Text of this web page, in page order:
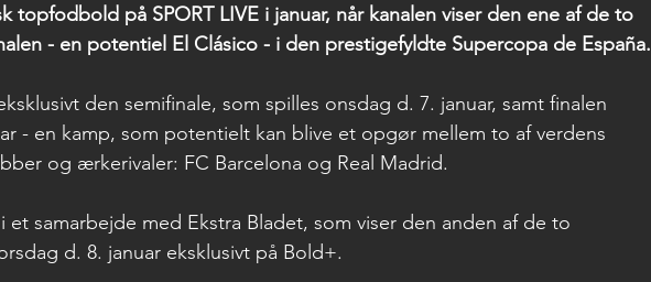
topfodbold på SPORT LIVE i januar, når kanalen viser den ene af de to
- en potentiel El Clásico - i den prestigefyldte Supercopa de España.
den semifinale, som spilles onsdag d. 7. januar, samt finalen
- en kamp, som potentielt kan blive et opgør mellem to af verdens
og ærkerivaler: FC Barcelona og Real Madrid.
et samarbejde med Ekstra Bladet, som viser den anden af de to
d. 8. januar eksklusivt på Bold+.